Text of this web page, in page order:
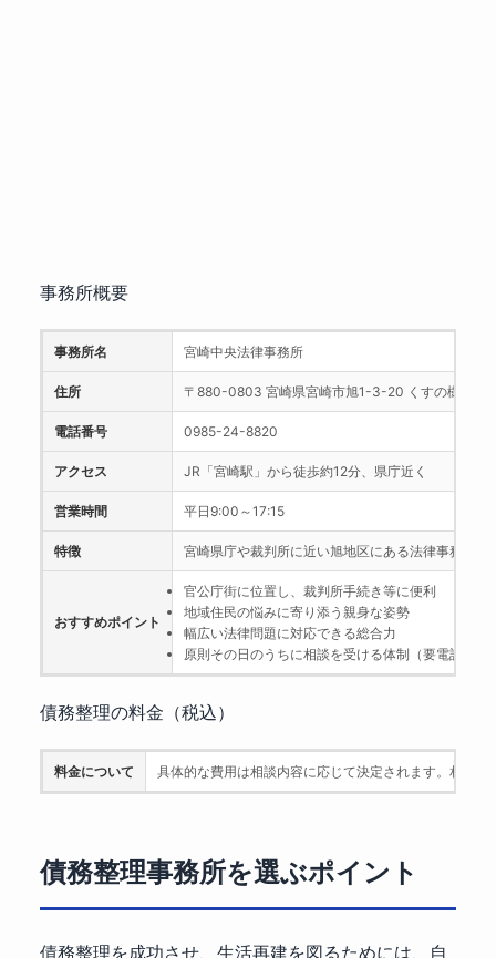
事務所概要
事務所名 宮崎中央法律事務所
住所 〒880-0803 宮崎県宮崎市旭1-3-20 くすの樹ビル
電話番号 0985-24-8820
アクセス JR「宮崎駅」から徒歩約12分、県庁近く
営業時間 平日9:00～17:15
特徴 宮崎県庁や裁判所に近い旭地区にある法律事務所
おすすめポイント
官公庁街に位置し、裁判所手続き等に便利
地域住民の悩みに寄り添う親身な姿勢
幅広い法律問題に対応できる総合力
原則その日のうちに相談を受ける体制（要電話予約
債務整理の料金（税込）
料金について 具体的な費用は相談内容に応じて決定されます。相談
債務整理事務所を選ぶポイント
債務整理を成功させ、生活再建を図るためには、自